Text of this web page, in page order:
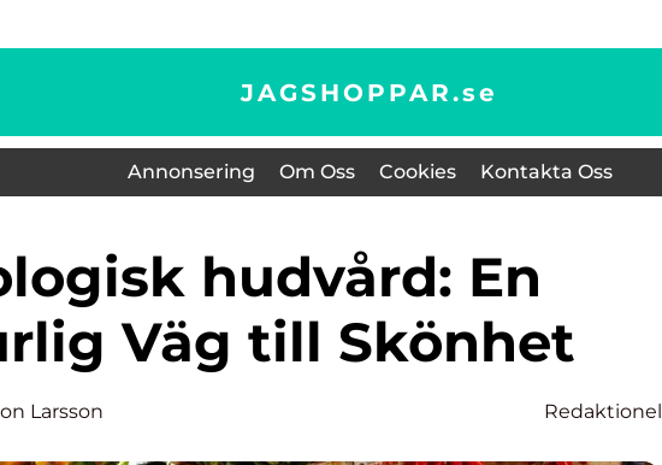
JAGSHOPPAR.se
Annonsering Om Oss Cookies Kontakta Oss
Väg till Skönhet
Larsson Redaktionel